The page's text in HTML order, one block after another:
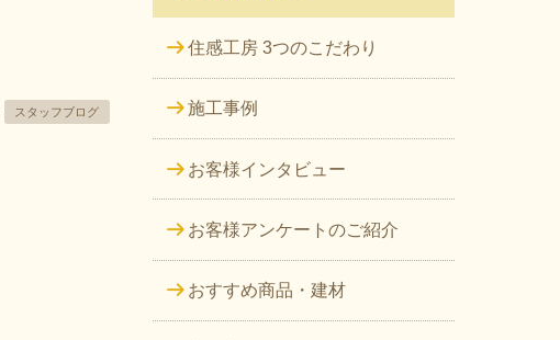
スタッフブログ
住感工房 3つのこだわり
施工事例
お客様インタビュー
お客様アンケートのご紹介
おすすめ商品・建材